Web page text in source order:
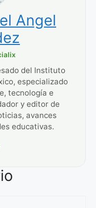
Angel
del Instituto
especializado
tecnología e
y editor de
avances
educativas.